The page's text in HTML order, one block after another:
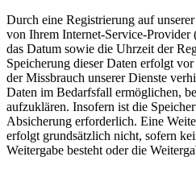
Durch eine Registrierung auf
von Ihrem Internet-Service-Provider
das Datum sowie die Uhrzeit der
Speicherung dieser Daten erfolgt
der Missbrauch unserer Dienste
Daten im Bedarfsfall ermöglichen,
aufzuklären. Insofern ist die
Absicherung erforderlich. Eine
erfolgt grundsätzlich nicht, sofern
Weitergabe besteht oder die